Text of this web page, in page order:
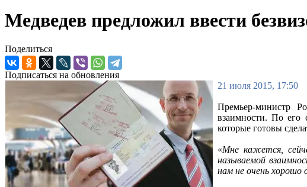
Медведев предложил ввести
Поделиться
Подписаться на обновления
21 июля 2015, 17:50
Премьер-министр
взаимности. По его
которые готовы
«Мне кажется,
называемой
нам не очень хорошо